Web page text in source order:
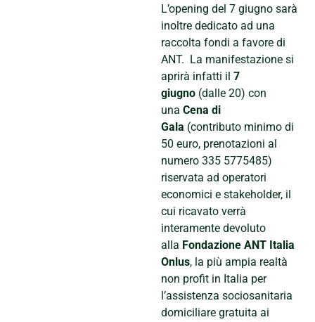
L’opening del 7 giugno sarà
inoltre dedicato ad una
raccolta fondi a favore di
ANT. La manifestazione si
aprirà infatti il7
giugno (dalle 20) con
unaCena di
Gala (contributo minimo di
50 euro, prenotazioni al
numero 335 5775485)
riservata ad operatori
economici e stakeholder, il
cui ricavato verrà
interamente devoluto
alla Fondazione ANT Italia
Onlus, la più ampia realtà
non profit in Italia per
l’assistenza sociosanitaria
domiciliare gratuita ai